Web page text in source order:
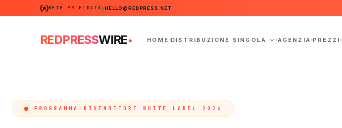
RETE PR FIDATA HELLO@REDPRESS.NET
REDPRESSWIRE. HOME DISTRIBUZIONE SINGOLA AGENZIA PREZZI
PROGRAMMA RIVENDITORI WHITE LABEL 2026